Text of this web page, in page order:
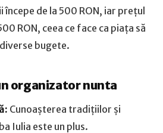
de la 500 RON, iar prețul
RON, ceea ce face ca piața să
bugete.
organizator nunta
Cunoașterea tradițiilor și
Iulia este un plus.